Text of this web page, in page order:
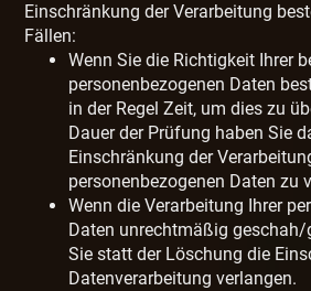
Einschränkung der Verarbeitung
Fällen:
Wenn Sie die Richtigkeit Ihrer
personenbezogenen Daten
in der Regel Zeit, um dies zu
Dauer der Prüfung haben Sie
Einschränkung der
personenbezogenen Daten zu
Wenn die Verarbeitung Ihrer
Daten unrechtmäßig geschah/
Sie statt der Löschung die
Datenverarbeitung verlangen.